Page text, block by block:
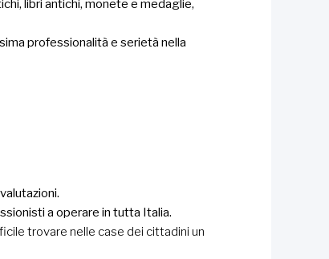
libri antichi, monete e medaglie,
professionalità e serietà nella
valutazioni.
a operare in tutta Italia.
trovare nelle case dei cittadini un